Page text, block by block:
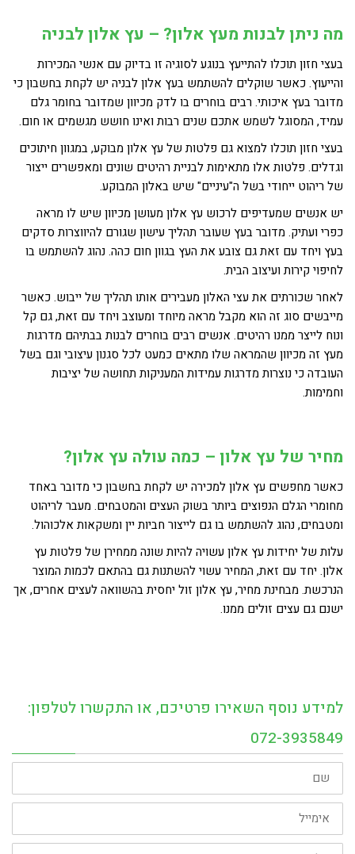
מה ניתן לבנות מעץ אלון? – עץ אלון לבניה
בעצי חזון תוכלו להתייעץ בנוגע לסוגיה זו בדיוק עם אנשי המכירות
והייעוץ. כאשר שוקלים להשתמש בעץ אלון לבניה יש לקחת בחשבון כי
מדובר בעץ איכותי. רבים בוחרים בו לדק מכיוון שמדובר בחומר גלם
עמיד, המסוגל לשמש אתכם שנים רבות ואינו חושש מגשמים או חום.
בעצי חזון תוכלו למצוא גם פלטות של עץ אלון מבוקע, במגוון חיתוכים
וגדלים. פלטות אלו מתאימות לבניית רהיטים שונים ומאפשרים ייצור
של ריהוט ייחודי בשל ה"עיניים" שיש באלון המבוקע.
יש אנשים שמעדיפים לרכוש עץ אלון מעושן מכיוון שיש לו מראה
כפרי ועתיק. מדובר בעץ שעובר תהליך עישון שגורם להיווצרות סדקים
בעץ ויחד עם זאת גם צובע את העץ בגוון חום כהה. נהוג להשתמש בו
לחיפוי קירות ועיצוב הבית.
לאחר שכורתים את עצי האלון מעבירים אותו תהליך של ייבוש. כאשר
מייבשים סוג זה הוא מקבל מראה מיוחד ומעוצב ויחד עם זאת, גם קל
ונוח לייצר ממנו רהיטים. אנשים רבים בוחרים לבנות בבתיהם מדרגות
מעץ זה מכיוון שהמראה שלו מתאים כמעט לכל סגנון עיצובי וגם בשל
העובדה כי נוצרות מדרגות עמידות המעניקות תחושה של יציבות
וחמימות.
מחיר של עץ אלון – כמה עולה עץ אלון?
כאשר מחפשים עץ אלון למכירה יש לקחת בחשבון כי מדובר באחד
מחומרי הגלם הנפוצים ביותר בשוק העצים והמטבחים. מעבר לריהוט
ומטבחים, נהוג להשתמש בו גם לייצור חביות יין ומשקאות אלכוהול.
עלות של יחידות עץ אלון עשויה להיות שונה ממחירן של פלטות עץ
אלון. יחד עם זאת, המחיר עשוי להשתנות גם בהתאם לכמות המוצר
הנרכשת. מבחינת מחיר, עץ אלון זול יחסית בהשוואה לעצים אחרים, אך
ישנם גם עצים זולים ממנו.
למידע נוסף השאירו פרטיכם, או התקשרו לטלפון:
072-3935849
שם
אימייל
טלפון